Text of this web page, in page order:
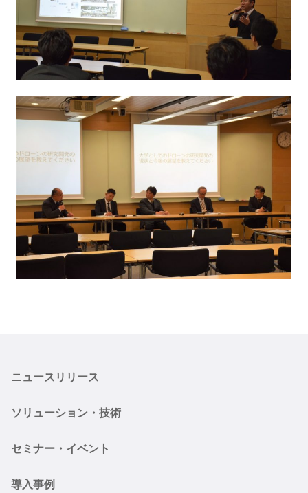
ニュースリリース
ソリューション・技術
セミナー・イベント
導入事例